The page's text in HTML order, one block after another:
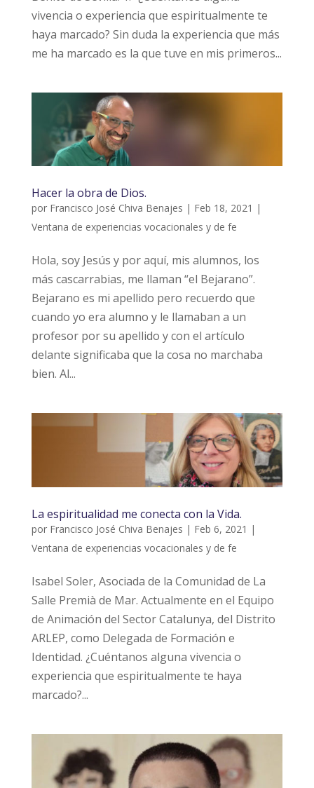
vivencia o experiencia que espiritualmente te
haya marcado? Sin duda la experiencia que más
me ha marcado es la que tuve en mis primeros...
Hacer la obra de Dios.
por Francisco José Chiva Benajes | Feb 18, 2021 |
Ventana de experiencias vocacionales y de fe
Hola, soy Jesús y por aquí, mis alumnos, los
más cascarrabias, me llaman “el Bejarano”.
Bejarano es mi apellido pero recuerdo que
cuando yo era alumno y le llamaban a un
profesor por su apellido y con el artículo
delante significaba que la cosa no marchaba
bien. Al...
La espiritualidad me conecta con la Vida.
por Francisco José Chiva Benajes | Feb 6, 2021 |
Ventana de experiencias vocacionales y de fe
Isabel Soler, Asociada de la Comunidad de La
Salle Premià de Mar. Actualmente en el Equipo
de Animación del Sector Catalunya, del Distrito
ARLEP, como Delegada de Formación e
Identidad. ¿Cuéntanos alguna vivencia o
experiencia que espiritualmente te haya
marcado?...